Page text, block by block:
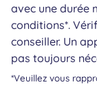
avec une durée
conditions*.
conseiller. Un
pas toujours
*Veuillez vous